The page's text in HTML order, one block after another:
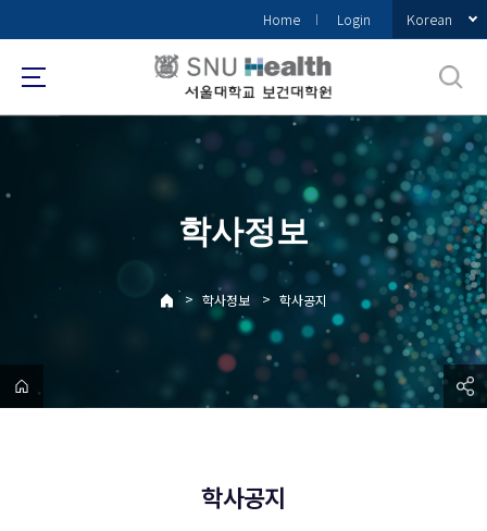
로
메
Home Login Korean
학사정보
> 학사정보 > 학사공지
학사공지